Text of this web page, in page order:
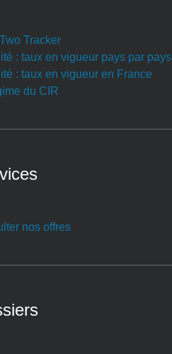
Tracker
: taux en vigueur pays par pays
: taux en vigueur en France
du CIR
nos offres